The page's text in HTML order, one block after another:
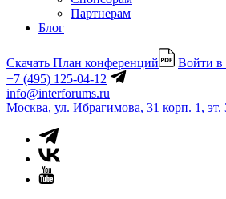
Партнерам
Блог
Скачать План конференций
Войти в
+7 (495) 125-04-12
info@interforums.ru
Москва, ул. Ибрагимова, 31 корп. 1, эт.